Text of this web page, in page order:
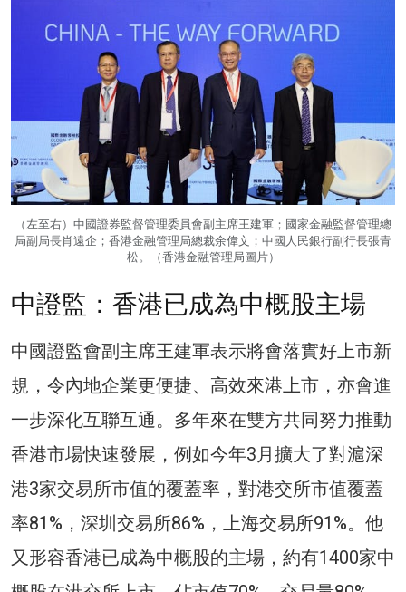
（左至右）中國證券監督管理委員會副主席王建軍；國家金融監督管理總
局副局長肖遠企；香港金融管理局總裁余偉文；中國人民銀行副行長張青
松。（香港金融管理局圖片）
中證監：香港已成為中概股主場
中國證監會副主席王建軍表示將會落實好上市新
規，令內地企業更便捷、高效來港上市，亦會進
一步深化互聯互通。多年來在雙方共同努力推動
香港市場快速發展，例如今年3月擴大了對滬深
港3家交易所市值的覆蓋率，對港交所市值覆蓋
率81%，深圳交易所86%，上海交易所91%。他
又形容香港已成為中概股的主場，約有1400家中